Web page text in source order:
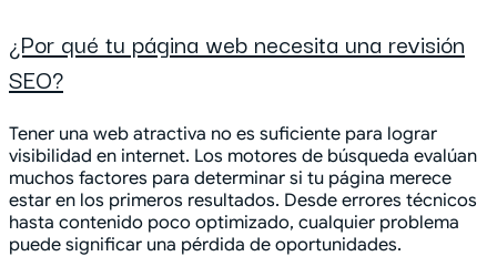
¿Por qué tu página web necesita una revisión
SEO?
Tener una web atractiva no es suficiente para lograr
visibilidad en internet. Los motores de búsqueda evalúan
muchos factores para determinar si tu página merece
estar en los primeros resultados. Desde errores técnicos
hasta contenido poco optimizado, cualquier problema
puede significar una pérdida de oportunidades.